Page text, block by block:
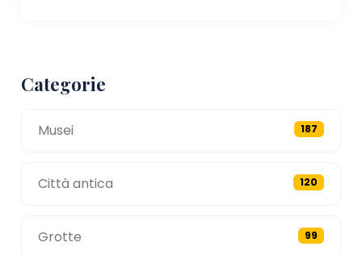
Categorie
Musei 187
Città antica 120
Grotte 99